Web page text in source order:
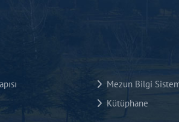
Mezun Bilgi
Kütüphane